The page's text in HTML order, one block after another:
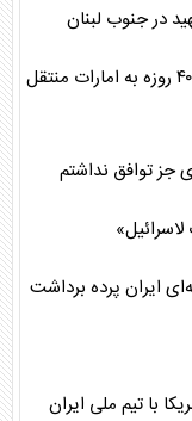
اعتراف رسمی اسرائیل؛ گنبد آهنین در جنگ ۴۰ روزه به امارات منتقل
جز توافق نداشتم
ایران پرده برداشت
با تیم ملی ایران